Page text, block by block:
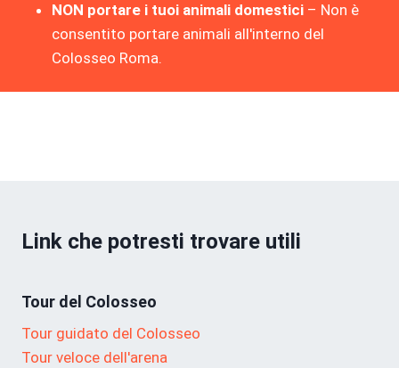
NON portare i tuoi animali domestici – Non è
consentito portare animali all'interno del
Colosseo Roma.
Link che potresti trovare utili
Tour del Colosseo
Tour guidato del Colosseo
Tour veloce dell'arena